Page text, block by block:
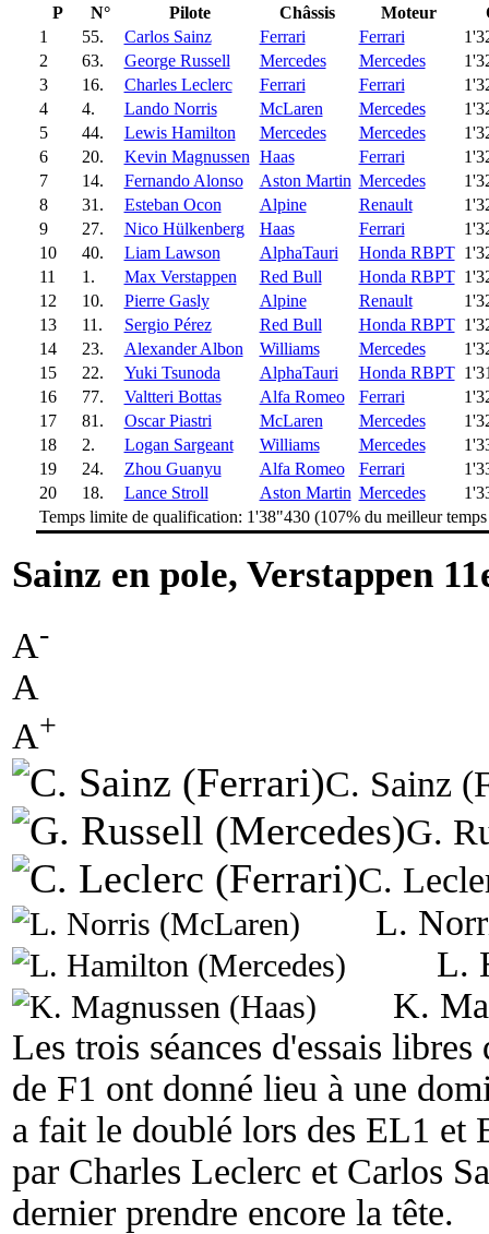
P N° Pilote Châssis Moteur
1
55. Carlos Sainz Ferrari Ferrari
2
63. George Russell Mercedes Mercedes
3
16. Charles Leclerc Ferrari Ferrari
4
4. Lando Norris McLaren Mercedes
5
44. Lewis Hamilton Mercedes Mercedes
6
20. Kevin Magnussen Haas Ferrari
7
14. Fernando Alonso Aston Martin Mercedes
8
31. Esteban Ocon Alpine Renault
9
27. Nico Hülkenberg Haas Ferrari
10
40. Liam Lawson AlphaTauri Honda RBPT
11
1. Max Verstappen Red Bull Honda RBPT
12
10. Pierre Gasly Alpine Renault
13
11. Sergio Pérez Red Bull Honda RBPT
14
23. Alexander Albon Williams Mercedes
15
22. Yuki Tsunoda AlphaTauri Honda RBPT
16
77. Valtteri Bottas Alfa Romeo Ferrari
17
81. Oscar Piastri McLaren Mercedes
18
2. Logan Sargeant Williams Mercedes
19
24. Zhou Guanyu Alfa Romeo Ferrari
20
18. Lance Stroll Aston Martin Mercedes
Temps limite de qualification: 1'38"430 (107% du meilleur
Sainz en pole, Verstappen
A-
A
A+
C. Sainz
G.
C.
L.
L.
K.
Les trois séances d'essais
de F1 ont donné lieu à une
a fait le doublé lors des EL1 et
par Charles Leclerc et Carlos
dernier prendre encore la tête.